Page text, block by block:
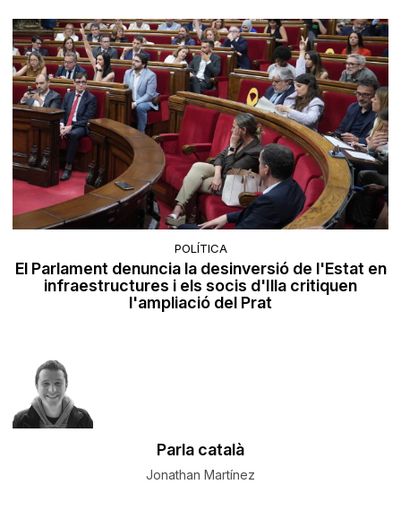
POLÍTICA
El Parlament denuncia la desinversió de l'Estat en
infraestructures i els socis d'Illa critiquen
l'ampliació del Prat
Parla català
Jonathan Martínez